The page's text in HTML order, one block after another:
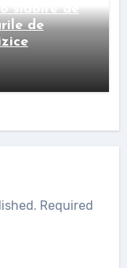
slăbire de
de
Required